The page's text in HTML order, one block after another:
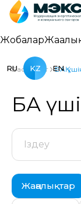
Жобалар
RU KZ EN
Басты бет БАҚ
БАҚ
Жаңалықтар